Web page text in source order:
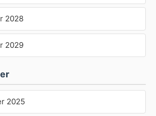
2028
2029
2025